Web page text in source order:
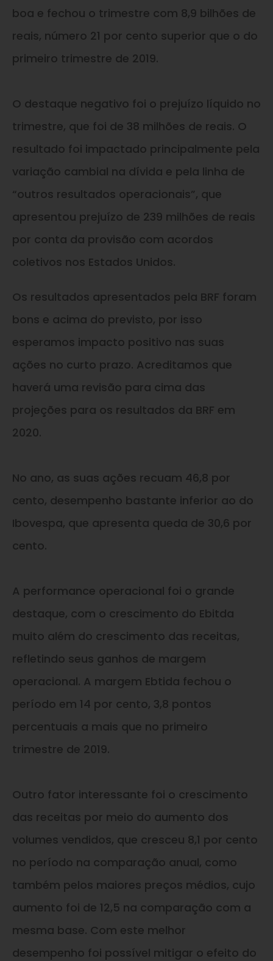
boa e fechou o trimestre com 8,9 bilhões de
reais, número 21 por cento superior que o do
primeiro trimestre de 2019.
O destaque negativo foi o prejuízo líquido no
trimestre, que foi de 38 milhões de reais. O
resultado foi impactado principalmente pela
variação cambial na dívida e pela linha de
“outros resultados operacionais”, que
apresentou prejuízo de 239 milhões de reais
por conta da provisão com acordos
coletivos nos Estados Unidos.
Os resultados apresentados pela BRF foram
bons e acima do previsto, por isso
esperamos impacto positivo nas suas
ações no curto prazo. Acreditamos que
haverá uma revisão para cima das
projeções para os resultados da BRF em
2020.
No ano, as suas ações recuam 46,8 por
cento, desempenho bastante inferior ao do
Ibovespa, que apresenta queda de 30,6 por
cento.
A performance operacional foi o grande
destaque, com o crescimento do Ebitda
muito além do crescimento das receitas,
refletindo seus ganhos de margem
operacional. A margem Ebtida fechou o
período em 14 por cento, 3,8 pontos
percentuais a mais que no primeiro
trimestre de 2019.
Outro fator interessante foi o crescimento
das receitas por meio do aumento dos
volumes vendidos, que cresceu 8,1 por cento
no período na comparação anual, como
também pelos maiores preços médios, cujo
aumento foi de 12,5 na comparação com a
mesma base. Com este melhor
desempenho foi possível mitigar o efeito do